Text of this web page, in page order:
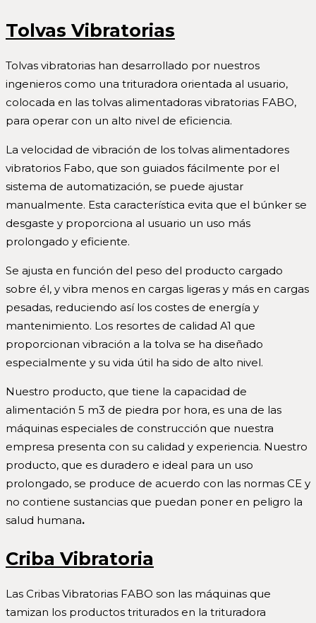
Tolvas Vibratorias
Tolvas vibratorias han desarrollado por nuestros
ingenieros como una trituradora orientada al usuario,
colocada en las tolvas alimentadoras vibratorias FABO,
para operar con un alto nivel de eficiencia.
La velocidad de vibración de los tolvas alimentadores
vibratorios Fabo, que son guiados fácilmente por el
sistema de automatización, se puede ajustar
manualmente. Esta característica evita que el búnker se
desgaste y proporciona al usuario un uso más
prolongado y eficiente.
Se ajusta en función del peso del producto cargado
sobre él, y vibra menos en cargas ligeras y más en cargas
pesadas, reduciendo así los costes de energía y
mantenimiento. Los resortes de calidad A1 que
proporcionan vibración a la tolva se ha diseñado
especialmente y su vida útil ha sido de alto nivel.
Nuestro producto, que tiene la capacidad de
alimentación 5 m3 de piedra por hora, es una de las
máquinas especiales de construcción que nuestra
empresa presenta con su calidad y experiencia. Nuestro
producto, que es duradero e ideal para un uso
prolongado, se produce de acuerdo con las normas CE y
no contiene sustancias que puedan poner en peligro la
salud humana.
Criba Vibratoria
Las Cribas Vibratorias FABO son las máquinas que
tamizan los productos triturados en la trituradora